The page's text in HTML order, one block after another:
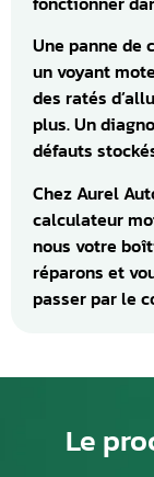
Une panne de
un voyant
des ratés
plus. Un
défauts
Chez Aurel
calculateur
nous votre
réparons et
passer par le
Le